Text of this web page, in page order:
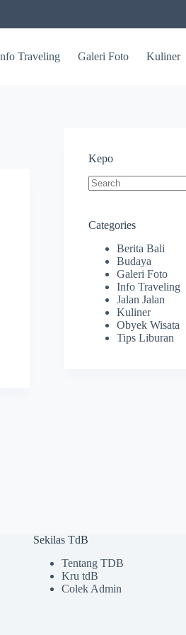
Traveling Galeri Foto Kuliner
Kepo
Categories
Berita Bali
Budaya
Galeri Foto
Info Traveling
Jalan Jalan
Kuliner
Obyek Wisata
Tips Liburan
Sekilas TdB
Tentang TDB
Kru tdB
Colek Admin